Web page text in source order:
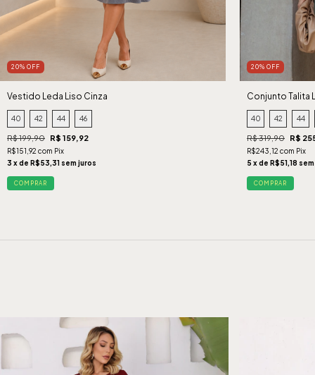
20% OFF
Vestido Leda Liso Cinza
40 42 44 46
R$ 199,90 R$ 159,92
R$151,92 com Pix
3 x de R$53,31 sem juros
COMPRAR
20% OFF
Conjunto Talita
40 42 44
R$ 319,90 R$
R$243,12 com Pix
5 x de R$51,18
COMPRAR